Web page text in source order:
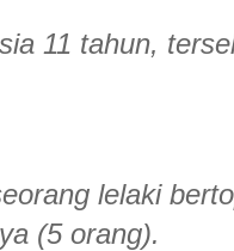
11 tahun,
lelaki
(5 orang).